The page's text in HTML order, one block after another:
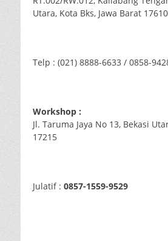
Utara, Kota Bks, Jawa Barat 17610
Telp : (021) 8888-6633 / 0858-
Workshop :
Jl. Taruma Jaya No 13, Bekasi
17215
Julatif : 0857-1559-9529